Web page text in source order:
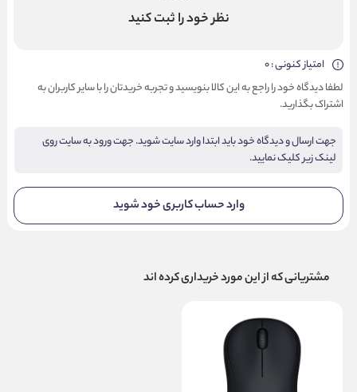
نظر خود را ثبت کنید
امتیاز کنونی : 0
لطفا دیدگاه خود را راجع به این کالا بنویسید و تجربه خریدتان را با سایر کاربران به
اشتراک بگذارید.
جهت ارسال و دیدگاه خود باید ابتدا وارد سایت شوید. جهت ورود به سایت روی
لینک زیر کلیک نمایید.
وارد حساب کاربری خود شوید
مشتریانی که از این مورد خریداری کرده اند